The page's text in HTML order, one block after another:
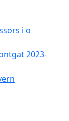
i o
2023-